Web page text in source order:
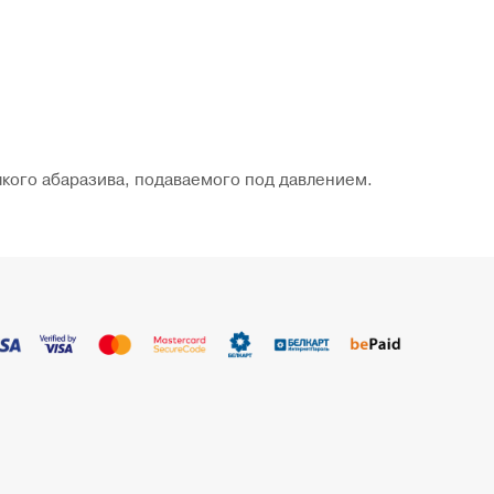
абаразива, подаваемого под давлением.